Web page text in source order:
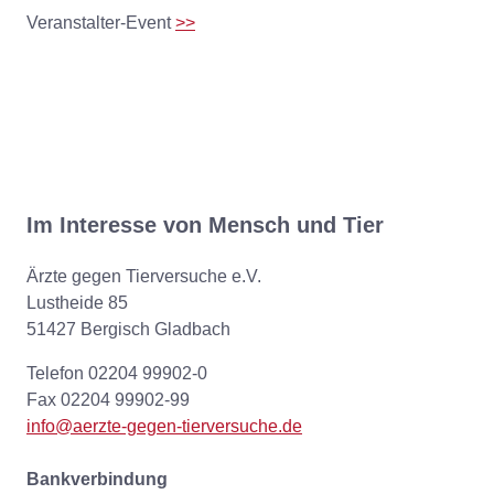
Veranstalter-Event>>
Im Interesse von Mensch und Tier
Ärzte gegen Tierversuche e.V.
Lustheide 85
51427 Bergisch Gladbach
Telefon 02204 99902-0
Fax 02204 99902-99
info@aerzte-gegen-tierversuche.de
Bankverbindung